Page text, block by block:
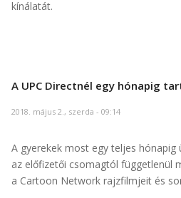
kínálatát.
A UPC Directnél egy hónapig
2018. május 2., szerda - 09:14
A gyerekek most egy teljes hónapig
az előfizetői csomagtól függetlenül
a Cartoon Network rajzfilmjeit és